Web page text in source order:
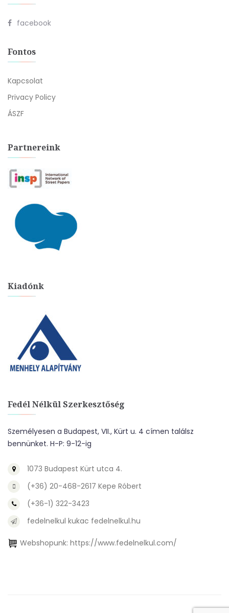
facebook
Fontos
Kapcsolat
Privacy Policy
ÁSZF
Partnereink
Kiadónk
Fedél Nélkül Szerkesztőség
Személyesen a Budapest, VII., Kürt u. 4 címen találsz
bennünket. H-P: 9-12-ig
1073 Budapest Kürt utca 4.
(+36) 20-468-2617 Kepe Róbert
(+36-1) 322-3423
fedelnelkul kukac fedelnelkul.hu
Webshopunk: https://www.fedelnelkul.com/